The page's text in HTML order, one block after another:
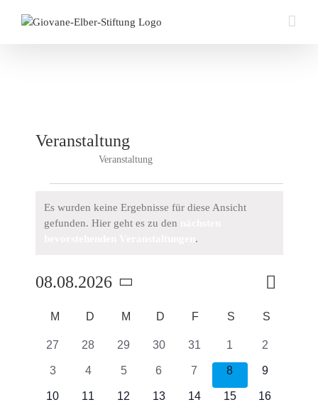
Inhalt
Veranstaltung
Veranstaltung
Veranstaltungen
Hinweis
Es wurden keine Ergebnisse für diese Ansicht
gefunden. Hier geht es zu den
.
und
SucheMonat
08.08.2026
wählen.
Kalender
von
Veranstaltungen
M MONTAG
D DIENSTAG
M MITTWOCH
D DONNERSTAG
F FREITAG
S SAMSTAG
S
0
27
0
28
0
29
0
Veranstaltungen
30
0
Veranstaltungen
31
0
Veranstaltungen
1
0
2
0
3
0
4
0
5
0
Veranstaltungen
6
0
Veranstaltungen
7
0
Veranstaltungen
8
0
9
0
10
0
11
0
12
0
13
0
14
0
15
0
16